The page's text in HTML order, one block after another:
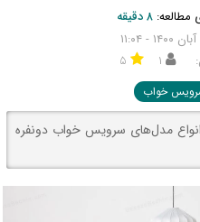
مطالعه:۸ دقیقه
۱ ۵
خواب
انواع مدل‌های سرویس خواب دونفره